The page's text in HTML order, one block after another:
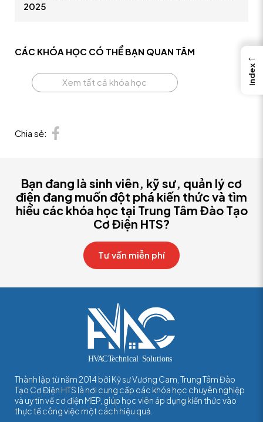
Chia sẻ:
CÁC KHÓA HỌC CÓ THỂ BẠN QUAN TÂM
Xem tất cả khóa học
2025
Bạn đang là sinh viên, kỹ sư, quản lý cơ
điện đang muốn đột phá kiến thức và tìm
hiểu các khóa học tại Trung Tâm Đào Tạo
Cơ Điện HTS?
Tư vấn miễn phí
Thành lập từ năm 2014 bởi Kỹ sư Vương Cam, Trung Tâm Đào
Tạo Cơ Điện HTS là nơi cung cấp các khóa học chuyên nghiệp
và uy tín về cơ điện MEP, giúp học viên áp dụng kiến thức vào
thực tế công việc một cách hiệu quả.
←
Index